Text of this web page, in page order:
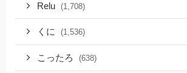
Relu (1,708)
くに (1,536)
こったろ (638)